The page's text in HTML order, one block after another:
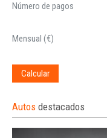
Número de pagos
Mensual (€)
Calcular
Autos destacados